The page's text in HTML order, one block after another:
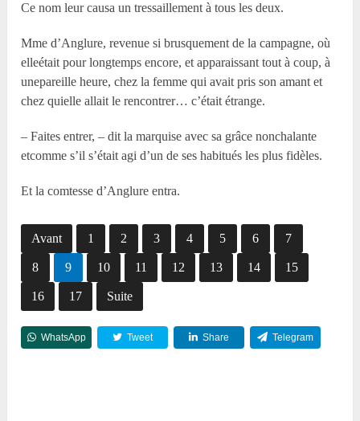
Ce nom leur causa un tressaillement à tous les deux.
Mme d’Anglure, revenue si brusquement de la campagne, où
elleétait pour longtemps encore, et apparaissant tout à coup, à
unepareille heure, chez la femme qui avait pris son amant et
chez quielle allait le rencontrer… c’était étrange.
– Faites entrer, – dit la marquise avec sa grâce nonchalante
etcomme s’il s’était agi d’un de ses habitués les plus fidèles.
Et la comtesse d’Anglure entra.
Avant 1 2 3 4 5 6 7
8 9 10 11 12 13 14 15
16 17 Suite
WhatsApp Tweet Share Telegram